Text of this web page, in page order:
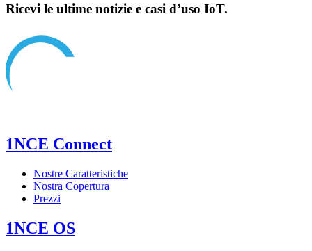
Ricevi le ultime notizie e casi d’uso IoT.
1NCE Connect
Nostre Caratteristiche
Nostra Copertura
Prezzi
1NCE OS